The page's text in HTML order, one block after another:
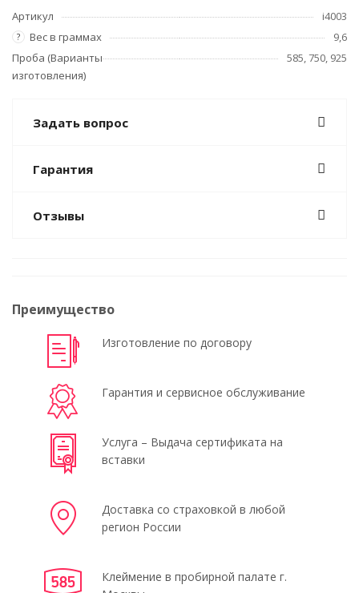
Артикул i4003
? Вес в граммах
9,6
Проба (Варианты
изготовления)
585, 750, 925
Задать вопрос
Гарантия
Отзывы
Преимущество
Изготовление по договору
Гарантия и сервисное обслуживание
Услуга – Выдача сертификата на
вставки
Доставка со страховкой в любой
регион России
Клеймение в пробирной палате г.